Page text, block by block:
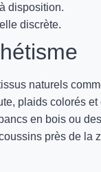
disposition.
discrète.
naturels
plaids colorés
en bois ou
près de la